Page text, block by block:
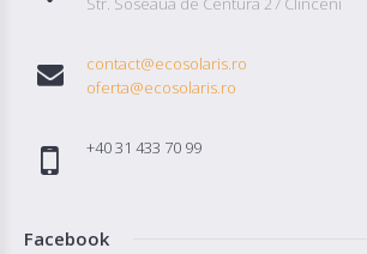
contact@ecosolaris.ro
oferta@ecosolaris.ro
+40 31 433 70 99
Facebook